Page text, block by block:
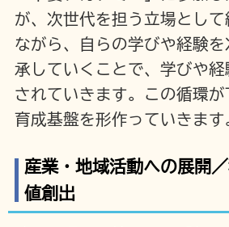
が、次世代を担う立場として
ながら、自らの学びや経験
承していくことで、学びや
されていきます。この循環
育成基盤を形作っていきます
産業・地域活動への展開
値創出